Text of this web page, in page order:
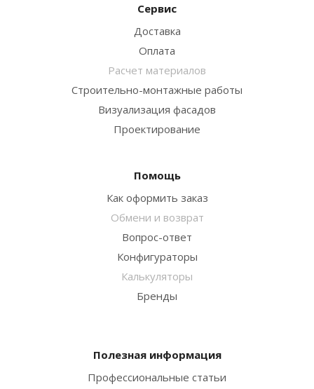
Сервис
Доставка
Оплата
Расчет материалов
Строительно-монтажные работы
Визуализация фасадов
Проектирование
Помощь
Как оформить заказ
Обмени и возврат
Вопрос-ответ
Конфигураторы
Калькуляторы
Бренды
Полезная информация
Профессиональные статьи